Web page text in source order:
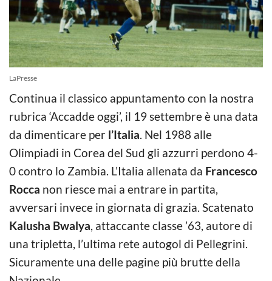
LaPresse
Continua il classico appuntamento con la nostra
rubrica ‘Accadde oggi’, il 19 settembre è una data
da dimenticare per l’Italia. Nel 1988 alle
Olimpiadi in Corea del Sud gli azzurri perdono 4-
0 contro lo Zambia. L’Italia allenata da Francesco
Rocca non riesce mai a entrare in partita,
avversari invece in giornata di grazia. Scatenato
Kalusha Bwalya, attaccante classe ’63, autore di
una tripletta, l’ultima rete autogol di Pellegrini.
Sicuramente una delle pagine più brutte della